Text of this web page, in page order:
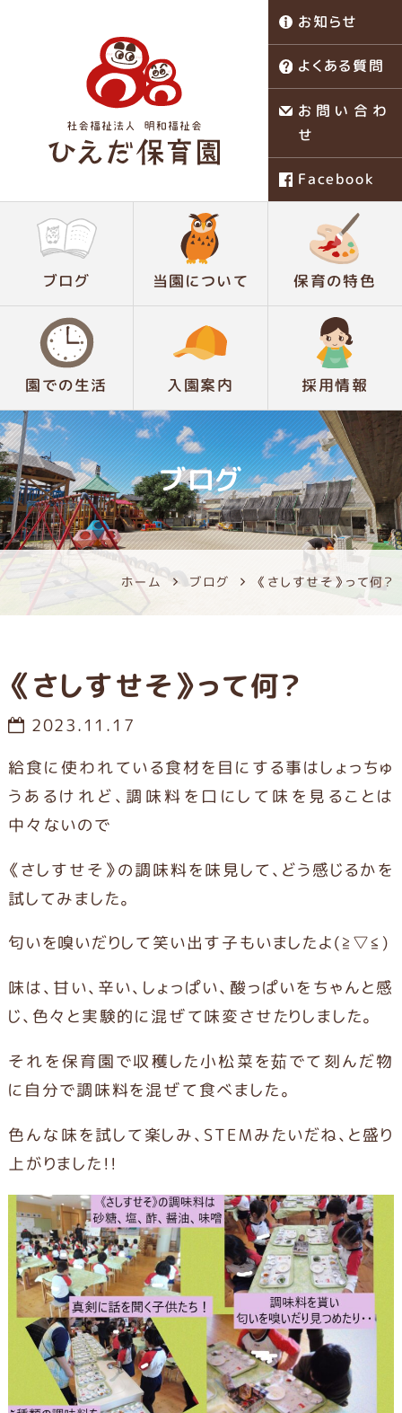
稗田保育園
お知らせ
よくある質問
お問い合わ
せ
Facebook
ブログ 当園について 保育の特色
園での生活 入園案内 採用情報
ブログ
ホーム ブログ 《さしすせそ》って何？
《さしすせそ》って何？
2023.11.17
給食に使われている食材を目にする事はしょっちゅ
うあるけれど、調味料を口にして味を見ることは
中々ないので
《さしすせそ》の調味料を味見して、どう感じるかを
試してみました。
匂いを嗅いだりして笑い出す子もいましたよ(≧▽≦)
味は、甘い、辛い、しょっぱい、酸っぱいをちゃんと感
じ、色々と実験的に混ぜて味変させたりしました。
それを保育園で収穫した小松菜を茹でて刻んだ物
に自分で調味料を混ぜて食べました。
色んな味を試して楽しみ、STEMみたいだね、と盛り
上がりました!!